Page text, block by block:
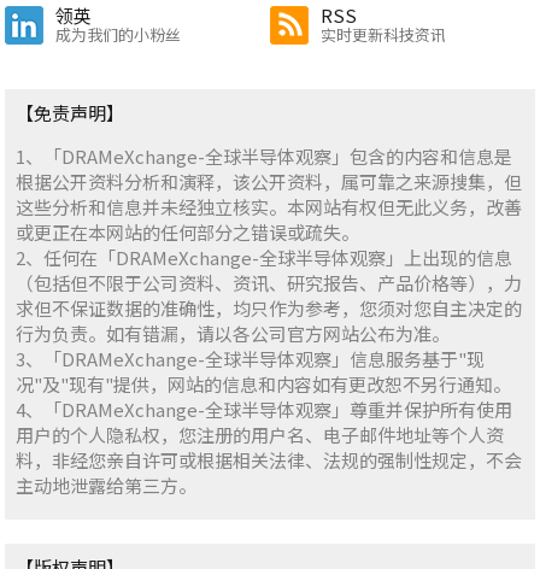
领英
成为我们的小粉丝
RSS
实时更新科技资讯
【免责声明】
1、「DRAMeXchange-全球半导体观察」包含的内容和信息是
根据公开资料分析和演释，该公开资料，属可靠之来源搜集，但
这些分析和信息并未经独立核实。本网站有权但无此义务，改善
或更正在本网站的任何部分之错误或疏失。
2、任何在「DRAMeXchange-全球半导体观察」上出现的信息
（包括但不限于公司资料、资讯、研究报告、产品价格等），力
求但不保证数据的准确性，均只作为参考，您须对您自主决定的
行为负责。如有错漏，请以各公司官方网站公布为准。
3、「DRAMeXchange-全球半导体观察」信息服务基于"现
况"及"现有"提供，网站的信息和内容如有更改恕不另行通知。
4、「DRAMeXchange-全球半导体观察」尊重并保护所有使用
用户的个人隐私权，您注册的用户名、电子邮件地址等个人资
料，非经您亲自许可或根据相关法律、法规的强制性规定，不会
主动地泄露给第三方。